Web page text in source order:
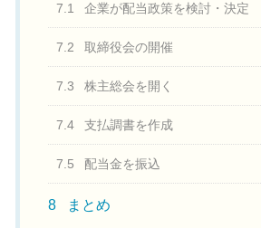
7.1 企業が配当政策を検討・決定
7.2 取締役会の開催
7.3 株主総会を開く
7.4 支払調書を作成
7.5 配当金を振込
8 まとめ